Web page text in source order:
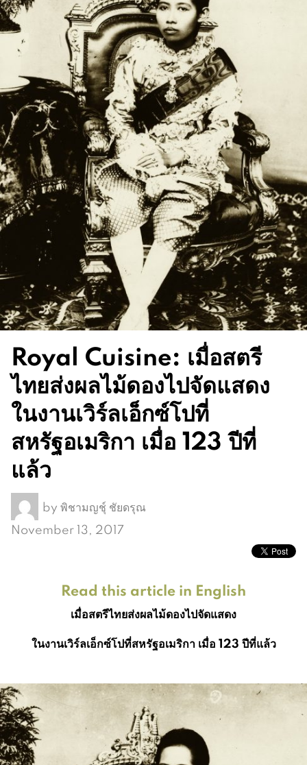
Royal Cuisine: เมื่อสตรี
ไทยส่งผลไม้ดองไปจัดแสดง
ในงานเวิร์ลเอ็กซ์โปที่
สหรัฐอเมริกา เมื่อ 123 ปีที่
แล้ว
by พิชามญชุ์ ชัยดรุณ
November 13, 2017
Read this article in English
เมื่อสตรีไทยส่งผลไม้ดองไปจัดแสดง
ในงานเวิร์ลเอ็กซ์โปที่สหรัฐอเมริกา เมื่อ 123 ปีที่แล้ว